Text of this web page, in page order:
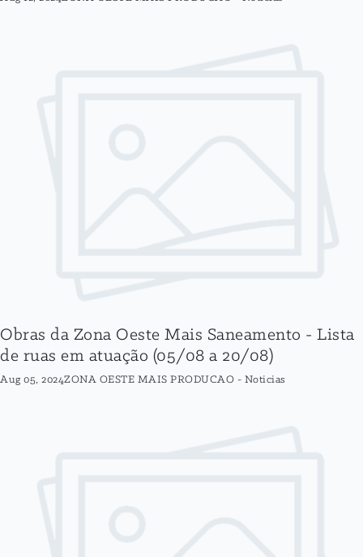
Obras da Zona Oeste Mais Saneamento - Lista
de ruas em atuação (05/08 a 20/08)
Aug 05, 2024ZONA OESTE MAIS PRODUCAO - Noticias